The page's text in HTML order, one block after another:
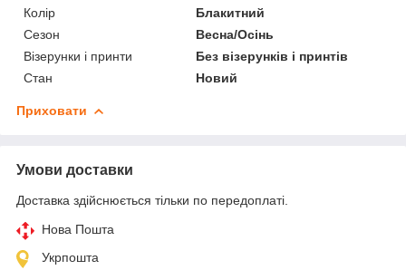
Колір
Блакитний
Сезон
Весна/Осінь
Візерунки і принти
Без візерунків і принтів
Стан
Новий
Приховати
Умови доставки
Доставка здійснюється тільки по передоплаті.
Нова Пошта
Укрпошта